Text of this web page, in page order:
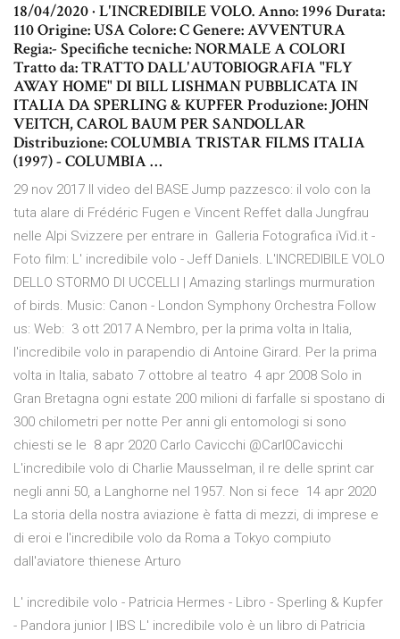
18/04/2020 · L'INCREDIBILE VOLO. Anno: 1996 Durata:
110 Origine: USA Colore: C Genere: AVVENTURA
Regia:- Specifiche tecniche: NORMALE A COLORI
Tratto da: TRATTO DALL'AUTOBIOGRAFIA "FLY
AWAY HOME" DI BILL LISHMAN PUBBLICATA IN
ITALIA DA SPERLING & KUPFER Produzione: JOHN
VEITCH, CAROL BAUM PER SANDOLLAR
Distribuzione: COLUMBIA TRISTAR FILMS ITALIA
(1997) - COLUMBIA …
29 nov 2017 Il video del BASE Jump pazzesco: il volo con la
tuta alare di Frédéric Fugen e Vincent Reffet dalla Jungfrau
nelle Alpi Svizzere per entrare in Galleria Fotografica iVid.it -
Foto film: L' incredibile volo - Jeff Daniels. L'INCREDIBILE VOLO
DELLO STORMO DI UCCELLI | Amazing starlings murmuration
of birds. Music: Canon - London Symphony Orchestra Follow
us: Web: 3 ott 2017 A Nembro, per la prima volta in Italia,
l'incredibile volo in parapendio di Antoine Girard. Per la prima
volta in Italia, sabato 7 ottobre al teatro 4 apr 2008 Solo in
Gran Bretagna ogni estate 200 milioni di farfalle si spostano di
300 chilometri per notte Per anni gli entomologi si sono
chiesti se le 8 apr 2020 Carlo Cavicchi @Carl0Cavicchi
L'incredibile volo di Charlie Mausselman, il re delle sprint car
negli anni 50, a Langhorne nel 1957. Non si fece 14 apr 2020
La storia della nostra aviazione è fatta di mezzi, di imprese e
di eroi e l'incredibile volo da Roma a Tokyo compiuto
dall'aviatore thienese Arturo
L' incredibile volo - Patricia Hermes - Libro - Sperling & Kupfer
- Pandora junior | IBS L' incredibile volo è un libro di Patricia